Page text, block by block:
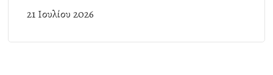
21 Ιουλίου 2026